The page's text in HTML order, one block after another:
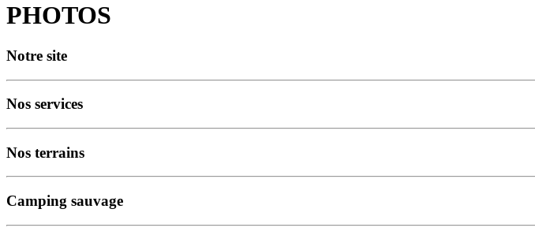
PHOTOS
Notre site
Nos services
Nos terrains
Camping sauvage